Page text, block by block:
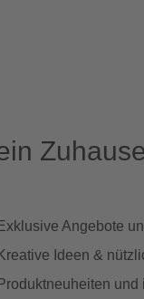
Exklusive Angebote
Kreative Ideen &
Produktneuheiten